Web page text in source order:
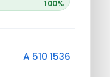
100%
A 510 1536